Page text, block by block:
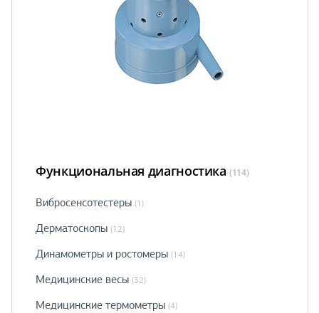
Функциональная диагностика (114)
Вибросенсотестеры (1)
Дерматоскопы (12)
Динамометры и ростомеры (14)
Медицинские весы (32)
Медицинские термометры (4)